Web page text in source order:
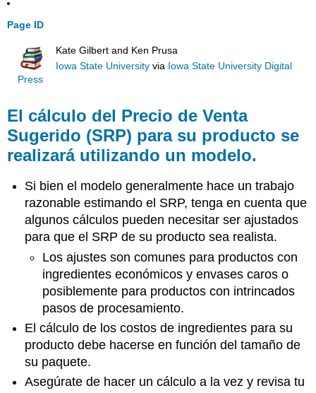
Page ID
Kate Gilbert and Ken Prusa
Iowa State University via Iowa State University Digital
Press
El cálculo del Precio de Venta
Sugerido (SRP) para su producto se
realizará utilizando un modelo.
Si bien el modelo generalmente hace un trabajo
razonable estimando el SRP, tenga en cuenta que
algunos cálculos pueden necesitar ser ajustados
para que el SRP de su producto sea realista.
Los ajustes son comunes para productos con
ingredientes económicos y envases caros o
posiblemente para productos con intrincados
pasos de procesamiento.
El cálculo de los costos de ingredientes para su
producto debe hacerse en función del tamaño de
su paquete.
Asegúrate de hacer un cálculo a la vez y revisa tu